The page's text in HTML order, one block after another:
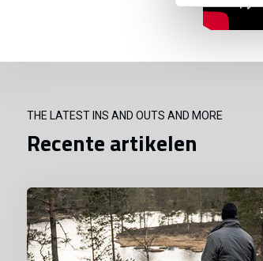
THE LATEST INS AND OUTS AND MORE
Recente artikelen